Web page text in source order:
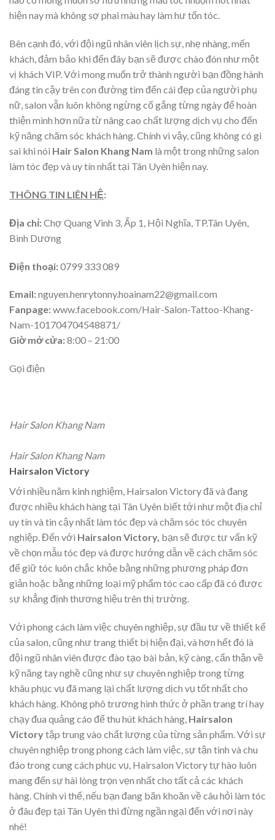
hiện nay mà không sợ phai màu hay làm hư tổn tóc.
Bên cạnh đó, với đội ngũ nhân viên lịch sự, nhẹ nhàng, mến
khách, đảm bảo khi đến đây bạn sẽ được chào đón như một
vị khách VIP. Với mong muốn trở thành người bạn đồng hành
đáng tin cậy trên con đường tìm đến cái đẹp của người phụ
nữ, salon vẫn luôn không ngừng cố gắng từng ngày để hoàn
thiện mình hơn nữa từ nâng cao chất lượng dịch vụ cho đến
kỹ năng chăm sóc khách hàng. Chính vì vậy, cũng không có gì
sai khi nói Hair Salon Khang Nam là một trong những salon
làm tóc đẹp và uy tín nhất tại Tân Uyên hiện nay.
THÔNG TIN LIÊN HỆ:
Địa chỉ:Chợ Quang Vinh 3, Ấp 1, Hội Nghĩa, TP.Tân Uyên,
Bình Dương
Điện thoại:0799 333 089
Email:nguyen.henrytonny.hoainam22@gmail.com
Fanpage:www.facebook.com/Hair-Salon-Tattoo-Khang-
Nam-101704704548871/
Giờ mở cửa:8:00 – 21:00
Gọi điện
Hair Salon Khang Nam
Hair Salon Khang Nam
Hairsalon Victory
Với nhiều năm kinh nghiệm, Hairsalon Victory đã và đang
được nhiều khách hàng tại Tân Uyên biết tới như một địa chỉ
uy tín và tin cậy nhất làm tóc đẹp và chăm sóc tóc chuyên
nghiệp. Đến với Hairsalon Victory, bạn sẽ được tư vấn kỹ
về chọn mẫu tóc đẹp và được hướng dẫn về cách chăm sóc
để giữ tóc luôn chắc khỏe bằng những phương pháp đơn
giản hoặc bằng những loại mỹ phẩm tóc cao cấp đã có được
sự khẳng định thương hiệu trên thị trường.
Với phong cách làm việc chuyên nghiệp, sự đầu tư về thiết kế
của salon, cũng như trang thiết bị hiện đại, và hơn hết đó là
đội ngũ nhân viên được đào tạo bài bản, kỹ càng, cẩn thận về
kỹ năng tay nghề cũng như sự chuyên nghiệp trong từng
khâu phục vụ đã mang lại chất lượng dịch vụ tốt nhất cho
khách hàng. Không phô trương hình thức ở phần trang trí hay
chạy đua quảng cáo để thu hút khách hàng, Hairsalon
Victorytập trung vào chất lượng của từng sản phẩm. Với sự
chuyên nghiệp trong phong cách làm việc, sự tận tình và chu
đáo trong cung cách phục vụ, Hairsalon Victory tự hào luôn
mang đến sự hài lòng trọn vẹn nhất cho tất cả các khách
hàng. Chính vì thế, nếu bạn đang băn khoăn về câu hỏi làm tóc
ở đâu đẹp tại Tân Uyên thì đừng ngần ngại đến với nơi này
nhé!